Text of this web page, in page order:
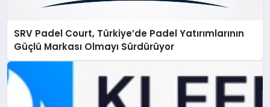
SRV Padel Court, Türkiye’de Padel Yatırımlarının
Güçlü Markası Olmayı Sürdürüyor